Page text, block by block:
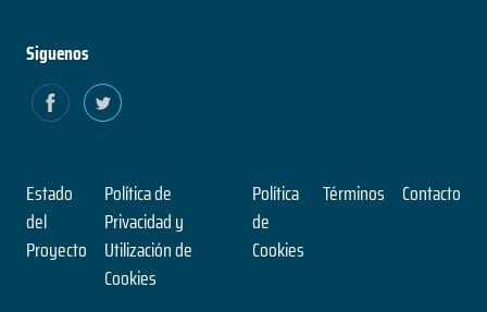
Siguenos
Estado
del
Proyecto
Política de
Privacidad y
Utilización de
Cookies
Política
de
Cookies
Términos Contacto